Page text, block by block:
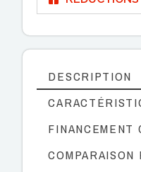
DESCRIPTION
FINANCEMENT
COMPARAISON